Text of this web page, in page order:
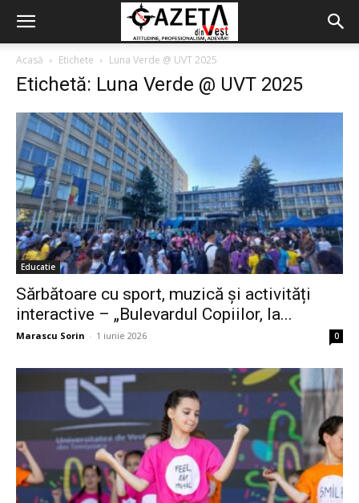
Acasă Etichete Luna Verde @ UVT 2025
Etichetă: Luna Verde @ UVT 2025
Educatie
Sărbătoare cu sport, muzică și activități
interactive – „Bulevardul Copiilor, la...
Marascu Sorin - 1 iunie 2026 0